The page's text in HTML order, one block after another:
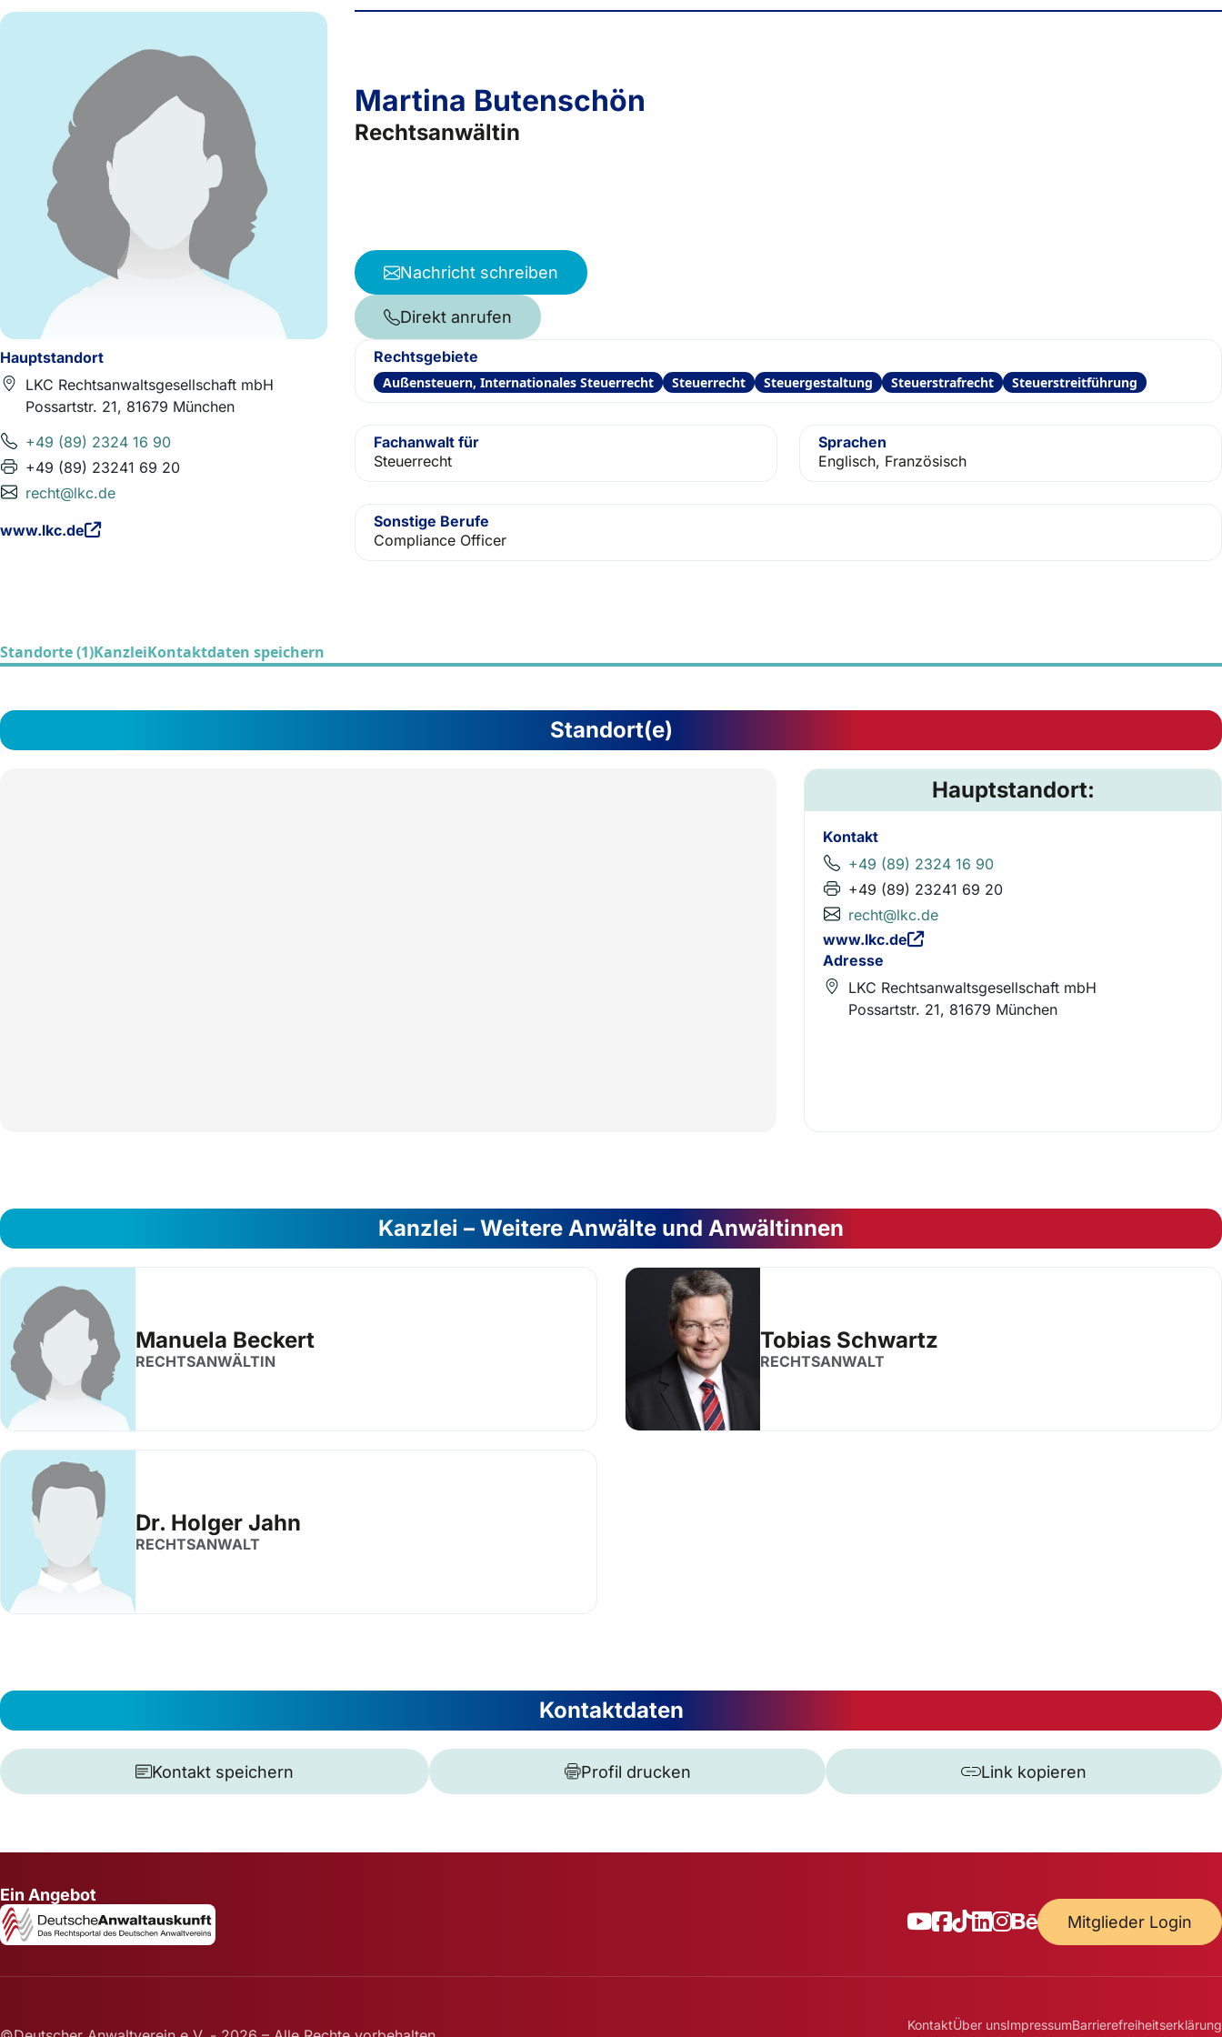
Hauptstandort
LKC Rechtsanwaltsgesellschaft mbH
Possartstr. 21, 81679 München
+49 (89) 2324 16 90
+49 (89) 23241 69 20
recht@lkc.de
www.lkc.de
Martina Butenschön
Rechtsanwältin
Nachricht schreiben
Direkt anrufen
Rechtsgebiete
Außensteuern, Internationales Steuerrecht Steuerrecht Steuergestaltung Steuerstrafrecht Steuerstreitführung
Fachanwalt für
Steuerrecht
Sprachen
Englisch, Französisch
Sonstige Berufe
Compliance Officer
Standorte (1)KanzleiKontaktdaten speichern
Standort(e)
Hauptstandort:
Kontakt
+49 (89) 2324 16 90
+49 (89) 23241 69 20
recht@lkc.de
www.lkc.de
Adresse
LKC Rechtsanwaltsgesellschaft mbH
Possartstr. 21, 81679 München
Kanzlei – Weitere Anwälte und Anwältinnen
Manuela Beckert
RECHTSANWÄLTIN
Tobias Schwartz
RECHTSANWALT
Dr. Holger Jahn
RECHTSANWALT
Kontaktdaten
Kontakt speichern Profil drucken Link kopieren
Ein Angebot
Mitglieder Login
KontaktÜber unsImpressumBarrierefreiheitserklärung